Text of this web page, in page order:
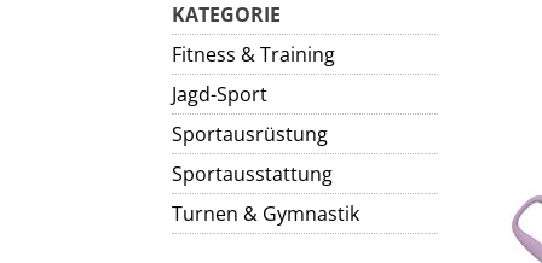
KATEGORIE
Fitness & Training
Jagd-Sport
Sportausrüstung
Sportausstattung
Turnen & Gymnastik